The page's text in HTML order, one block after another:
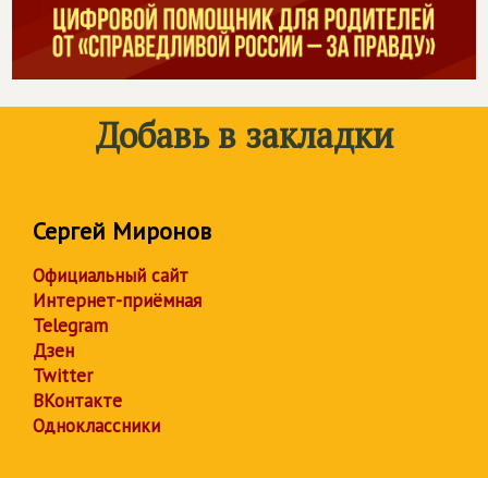
Добавь в закладки
Сергей Миронов
Официальный сайт
Интернет-приёмная
Telegram
Дзен
Twitter
ВКонтакте
Одноклассники